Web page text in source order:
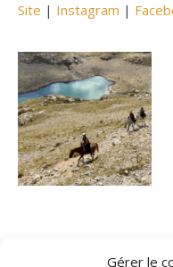
Gérer le
Site | Instagram |
Les